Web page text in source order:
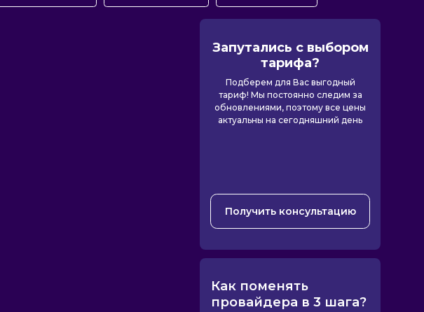
Запутались с выбором
тарифа?
Подберем для Вас выгодный
тариф! Мы постоянно следим за
обновлениями, поэтому все цены
актуальны на сегодняшний день
Получить консультацию
Как поменять
провайдера в 3 шага?